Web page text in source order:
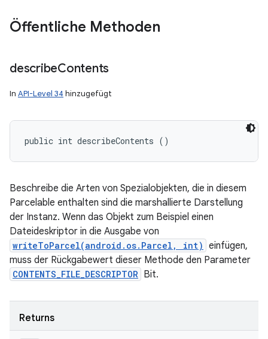
Öffentliche Methoden
describeContents
In API-Level 34 hinzugefügt
public int describeContents ()
Beschreibe die Arten von Spezialobjekten, die in diesem
Parcelable enthalten sind die marshallierte Darstellung
der Instanz. Wenn das Objekt zum Beispiel einen
Dateideskriptor in die Ausgabe von
writeToParcel(android.os.Parcel, int) einfügen,
muss der Rückgabewert dieser Methode den Parameter
CONTENTS_FILE_DESCRIPTOR Bit.
Returns